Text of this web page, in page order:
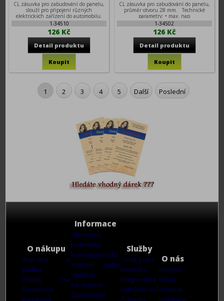
CL zásuvka pro zabudování do panelu,
slouží pro připojení různých
elektrických zařízení do automobilu.
1-34510
126 Kč
CL zásuvka pro zabudování do panelu,
průměr otvoru 28 mm. Technické
parametry: • max. nap
1-34502
126 Kč
1 2 3 4 5 Další Poslední
O nákupu
Doprava a
platba
Prodej na
Slovensko
Informace
Obchodní
podmínky
Reklamační řád
Vrácení nebo
výměna
Ke stažení
Zpracování
Služby
Ceník prací
Montáže
Diagnostika
Odkódování
O nás
Kontakt
Firma
Historie